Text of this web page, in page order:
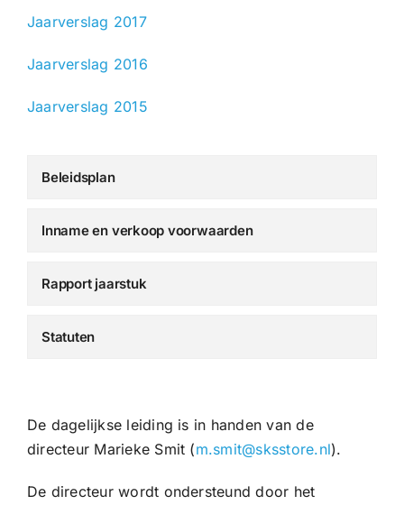
Jaarverslag 2017
Jaarverslag 2016
Jaarverslag 2015
Beleidsplan
Inname en verkoop voorwaarden
Rapport jaarstuk
Statuten
De dagelijkse leiding is in handen van de
directeur Marieke Smit (m.smit@sksstore.nl).
De directeur wordt ondersteund door het